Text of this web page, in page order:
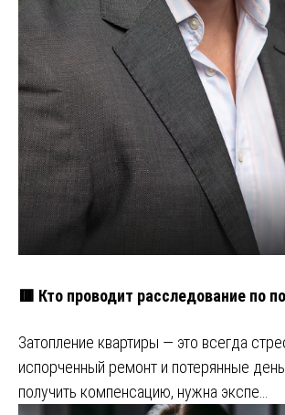
🟥 Кто проводит расследование по
Затопление квартиры — это всегда
испорченный ремонт и потерянные
получить компенсацию, нужна экспе…